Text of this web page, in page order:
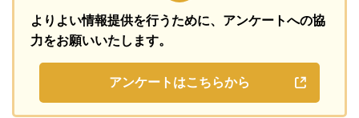
よりよい情報提供を行うために、 アンケートへの協
力をお願いいたします。
アンケートはこちらから